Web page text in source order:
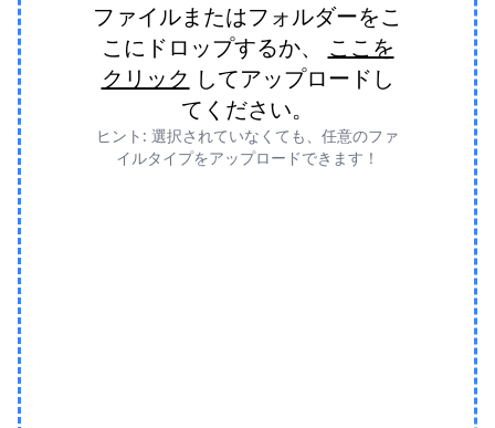
ファイルまたはフォルダーをこ
こにドロップするか、 ここを
クリック してアップロードし
てください。
ヒント: 選択されていなくても、任意のファ
イルタイプをアップロードできます！